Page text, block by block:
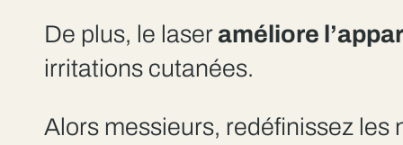
De plus, le laser améliore
irritations cutanées.
Alors messieurs, redéfinissez